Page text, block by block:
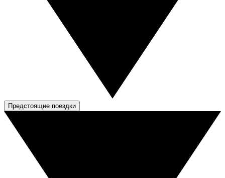
Предстоящие поездки